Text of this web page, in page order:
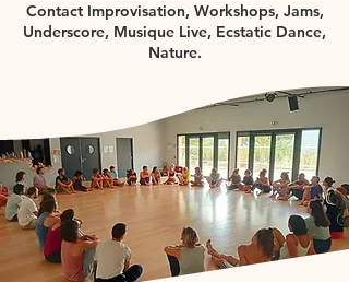
Contact Improvisation, Workshops, Jams,
Underscore, Musique Live, Ecstatic Dance,
Nature.